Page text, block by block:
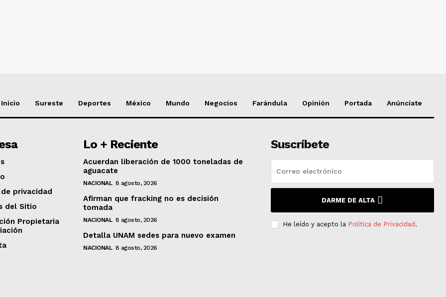
Inicio Sureste Deportes México Mundo Negocios Farándula Opinión Portada Anúnciate
privacidad
del Sitio
Propietaria
Lo + Reciente
Acuerdan liberación de 1000 toneladas de
aguacate
NACIONAL 8 agosto, 2026
Afirman que fracking no es decisión
tomada
NACIONAL 8 agosto, 2026
Detalla UNAM sedes para nuevo examen
NACIONAL 8 agosto, 2026
Suscríbete
DARME DE ALTA
He leído y acepto la Política de Privacidad .